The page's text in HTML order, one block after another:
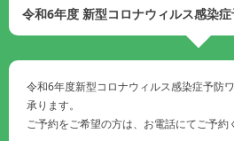
令和6年度 新型コロナウィルス感染
令和6年度新型コロナウィルス感染症予防
承ります。
ご予約をご希望の方は、お電話にてご予約